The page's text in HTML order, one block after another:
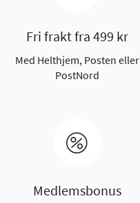
Fri frakt fra 499 kr
Med Helthjem, Posten eller
PostNord
Medlemsbonus